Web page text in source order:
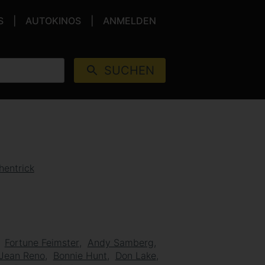
AUTOKINOS ANMELDEN
SUCHEN
Fortune Feimster
Andy Samberg
Jean Reno Bonnie Hunt
Don Lake